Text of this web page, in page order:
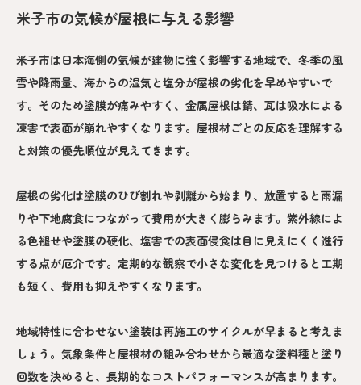
米子市の気候が屋根に与える影響
米子市は日本海側の気候が建物に強く影響する地域で、冬季の風
雪や降雨量、海からの湿気と塩分が屋根の劣化を早めやすいで
す。そのため塗膜が痛みやすく、金属屋根は錆、瓦は吸水による
凍害で表面が崩れやすくなります。屋根材ごとの反応を理解する
と対策の優先順位が見えてきます。
屋根の劣化は塗膜のひび割れや剥離から始まり、放置すると雨漏
りや下地腐食につながって費用が大きく膨らみます。紫外線によ
る色褪せや塗膜の硬化、塩害での表面侵食は目に見えにくく進行
する点が厄介です。定期的な観察で小さな変化を見つけると工期
も短く、費用も抑えやすくなります。
地域特性に合わせない塗装は再施工のサイクルが早まると考えま
しょう。気象条件と屋根材の組み合わせから最適な塗料種と塗り
回数を決めると、長期的なコストパフォーマンスが高まります。